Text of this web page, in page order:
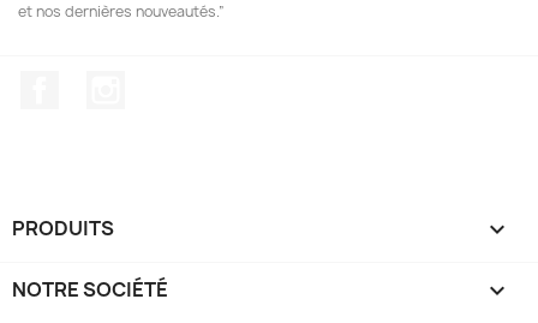
et nos dernières nouveautés.”
PRODUITS 
NOTRE SOCIÉTÉ 